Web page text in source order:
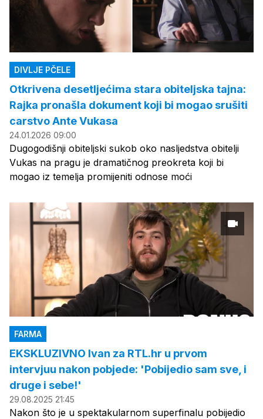
DIVLJE PČELE
Otkrivena desetljećima stara obiteljska tajna:
Rajka pronašla dokument koji bi mogao srušiti
carstvo Ante Vukasa
24.01.2026 09:00
Dugogodišnji obiteljski sukob oko nasljedstva obitelji
Vukas na pragu je dramatičnog preokreta koji bi
mogao iz temelja promijeniti odnose moći
FARMA
EKSKLUZIVNO Ivan za RTL.hr u prvom
intervjuu nakon pobjede: 'Pobijedio sam sve, i
druge i sebe!'
29.08.2025 21:45
Nakon što je u spektakularnom superfinalu pobijedio